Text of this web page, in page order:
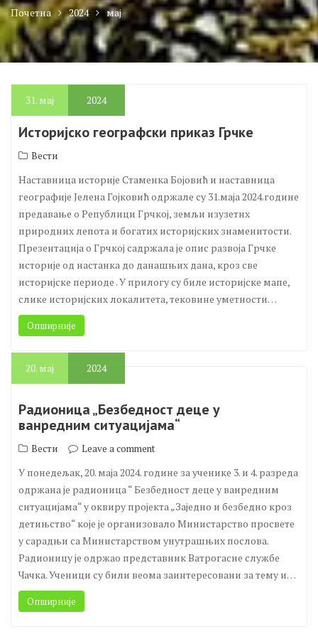
Почетна 2024 мај
31. мај 2024
Историјско географски приказ Грчке
Вести
Наставница историје Стаменка Бојовић и наставница
географије Јелена Гојковић одржале су 31.маја 2024.године
предавање о Републици Грчкој, земљи изузетнх
природних лепота и богатих историјских знаменитости.
Презентација о Грчкој садржала је опис развоја Грчке
историје од настанка до данашњих дана, кроз све
историјске периоде . У прилогу су биле историјске мапе,
слике историјских локалитета, тековине уметности…
Опширније
20. мај 2024
Радионица „Безбедност деце у
ванредним ситуацијама“
Вести Leave a comment
У понедељак, 20. маја 2024. године за ученике 3. и 4. разреда
одржана је радионица “ Безбедност деце у ванредним
ситуацијама“ у оквиру пројекта „Заједно и безбедно кроз
детињство“ које је организовало Министарство просвете
у сарадњи са Министарством унутрашњих послова.
Радионицу је одржао представник Ватрогасне службе
Чачка. Ученици су били веома заинтересовани за тему и…
Опширније